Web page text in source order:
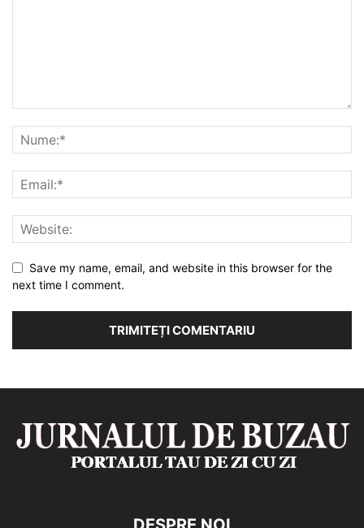
Save my name, email, and website in this browser for the
next time I comment.